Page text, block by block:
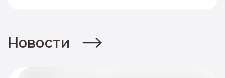
Новости